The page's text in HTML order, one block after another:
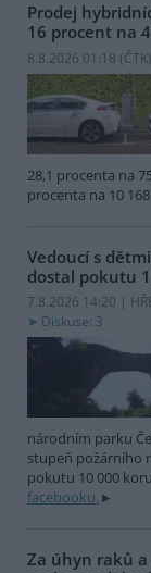
Prodej
16 procent na
8.8.2026 01:18 (ČTK)
28,1 procenta na
procenta na 10
Vedoucí s
dostal pokutu
7.8.2026 14:20 |
Diskuse: 3
národním parku
stupeň požárního
pokutu 10 000
facebooku.
Za úhyn raků